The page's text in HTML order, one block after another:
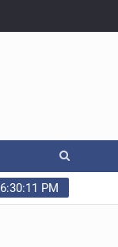
6:30:12 PM